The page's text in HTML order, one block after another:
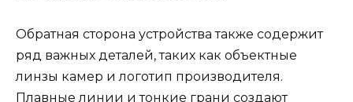
Обратная сторона устройства также содержит
ряд важных деталей, таких как объектные
линзы камер и логотип производителя.
Плавные линии и тонкие грани создают